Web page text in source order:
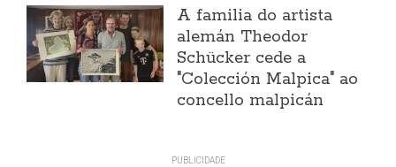
A familia do artista
alemán Theodor
Schücker cede a
"Colección Malpica" ao
concello malpicán